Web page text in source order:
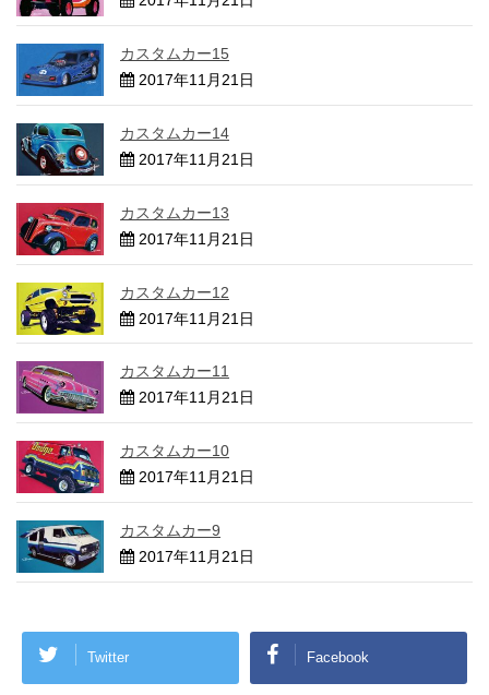
カスタムカー15
2017年11月21日
カスタムカー14
2017年11月21日
カスタムカー13
2017年11月21日
カスタムカー12
2017年11月21日
カスタムカー11
2017年11月21日
カスタムカー10
2017年11月21日
カスタムカー9
2017年11月21日
Twitter Facebook